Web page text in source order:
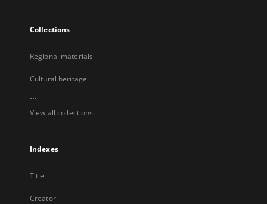
Collections
Regional materials
Cultural heritage
...
View all collections
Indexes
Title
Creator